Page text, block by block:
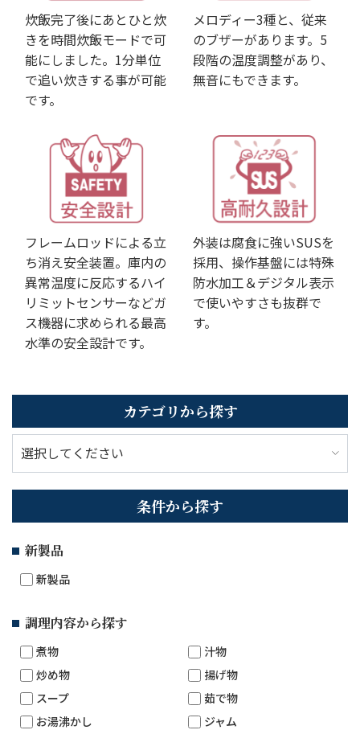
炊飯完了後にあとひと炊
きを時間炊飯モードで可
能にしました。1分単位
で追い炊きする事が可能
です。
メロディー3種と、従来
のブザーがあります。5
段階の温度調整があり、
無音にもできます。
フレームロッドによる立
ち消え安全装置。庫内の
異常温度に反応するハイ
リミットセンサーなどガ
ス機器に求められる最高
水準の安全設計です。
外装は腐食に強いSUSを
採用、操作基盤には特殊
防水加工＆デジタル表示
で使いやすさも抜群で
す。
カテゴリから探す
条件から探す
新製品
新製品
調理内容から探す
煮物
汁物
炒め物
揚げ物
スープ
茹で物
お湯沸かし
ジャム